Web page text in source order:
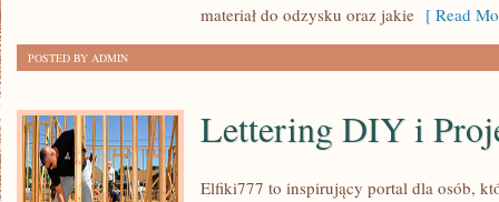
materiał do odzysku oraz jakie [ Read
POSTED BY ADMIN
Lettering DIY i
Elfiki777 to inspirujący portal dla osób,